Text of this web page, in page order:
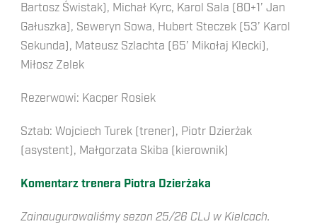
Bartosz Świstak), Michał Kyrc, Karol Sala (80+1’ Jan
Gałuszka), Seweryn Sowa, Hubert Steczek (53’ Karol
Sekunda), Mateusz Szlachta (65’ Mikołaj Klecki),
Miłosz Zelek
Rezerwowi: Kacper Rosiek
Sztab: Wojciech Turek (trener), Piotr Dzierżak
(asystent), Małgorzata Skiba (kierownik)
Komentarz trenera Piotra Dzierżaka
Zainaugurowaliśmy sezon 25/26 CLJ w Kielcach.